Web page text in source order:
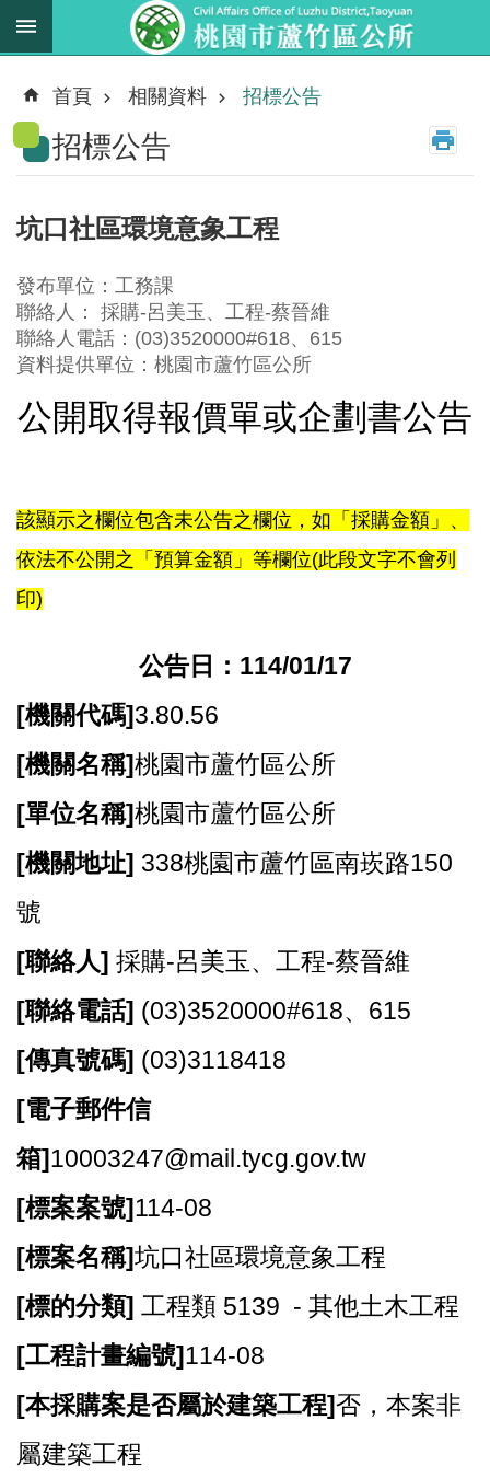
跳到主要內容區塊
新
消
息
務
職
法
規
資
尋
介
紹
訊
息
公
告
生
活
便
民
資
訊
機
關
通
訊
錄
相
關
資
料
回
頁
網
首頁 相關資料 招標公告
招標公告
坑口社區環境意象工程
發布單位：工務課
聯絡人： 採購-呂美玉、工程-蔡晉維
聯絡人電話：(03)3520000#618、615
資料提供單位：桃園市蘆竹區公所
公開取得報價單或企劃書公告
該顯示之欄位包含未公告之欄位，如「採購金額」、
依法不公開之「預算金額」等欄位(此段文字不會列
印)
公告日：114/01/17
[機關代碼]3.80.56
[機關名稱]桃園市蘆竹區公所
[單位名稱]桃園市蘆竹區公所
[機關地址] 338桃園市蘆竹區南崁路150
號
[聯絡人] 採購-呂美玉、工程-蔡晉維
[聯絡電話] (03)3520000#618、615
[傳真號碼] (03)3118418
[電子郵件信
箱]10003247@mail.tycg.gov.tw
[標案案號]114-08
[標案名稱]坑口社區環境意象工程
[標的分類] 工程類 5139 - 其他土木工程
[工程計畫編號]114-08
[本採購案是否屬於建築工程]否，本案非
屬建築工程